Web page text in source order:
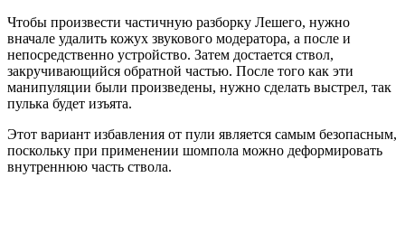
Чтобы произвести частичную разборку Лешего, нужно
вначале удалить кожух звукового модератора, а после и
непосредственно устройство. Затем достается ствол,
закручивающийся обратной частью. После того как эти
манипуляции были произведены, нужно сделать выстрел, так
пулька будет изъята.
Этот вариант избавления от пули является самым безопасным,
поскольку при применении шомпола можно деформировать
внутреннюю часть ствола.